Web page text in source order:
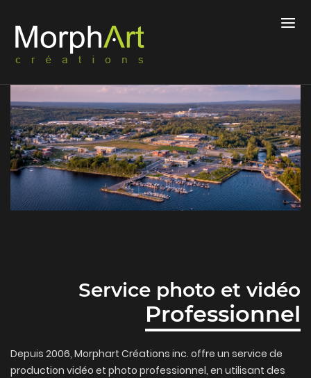
Service photo et vidéo
Professionnel
Depuis 2006, Morphart Créations inc. offre un service de
production vidéo et photo professionnel, en utilisant des